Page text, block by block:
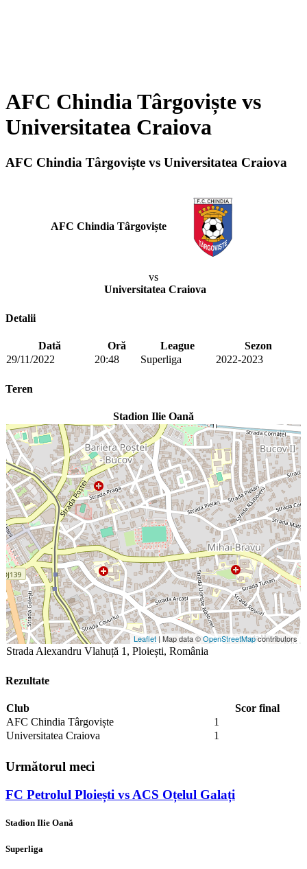
AFC Chindia Târgoviște vs
Universitatea Craiova
AFC Chindia Târgoviște vs Universitatea Craiova
AFC Chindia Târgoviște
vs
Universitatea Craiova
Detalii
Dată Oră League
Sezon
29/11/2022
20:48 Superliga 2022-2023
Teren
Stadion Ilie Oană
Leaflet | Map data ©OpenStreetMapcontributors
Strada Alexandru Vlahuță 1, Ploiești, România
Rezultate
Club
Scor final
AFC Chindia Târgoviște
1
Universitatea Craiova
1
Următorul meci
FC Petrolul Ploiești vs ACS Oțelul Galați
Stadion Ilie Oană
Superliga